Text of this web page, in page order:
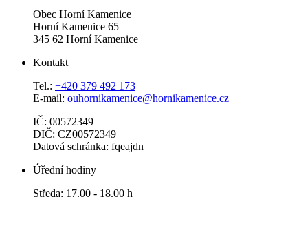
Obec Horní Kamenice
Horní Kamenice 65
345 62 Horní Kamenice
Kontakt
Tel.: +420 379 492 173
E-mail: ouhornikamenice@hornikamenice.cz
IČ: 00572349
DIČ: CZ00572349
Datová schránka: fqeajdn
Úřední hodiny
Středa: 17.00 - 18.00 h